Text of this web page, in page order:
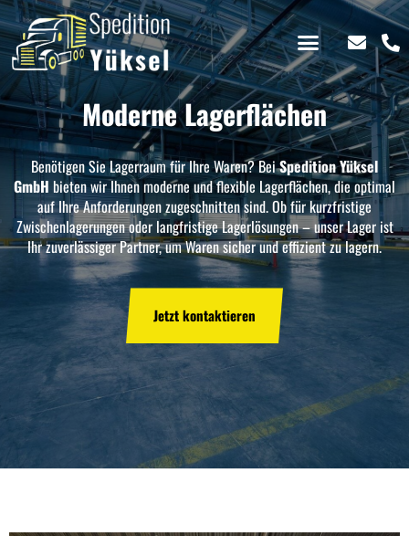
Moderne Lagerflächen
Benötigen Sie Lagerraum für Ihre Waren? BeiSpedition Yüksel
GmbH bieten wir Ihnen moderne und flexible Lagerflächen, die optimal
auf Ihre Anforderungen zugeschnitten sind. Ob für kurzfristige
Zwischenlagerungen oder langfristige Lagerlösungen – unser Lager ist
Ihr zuverlässiger Partner, um Waren sicher und effizient zu lagern.
Jetzt kontaktieren